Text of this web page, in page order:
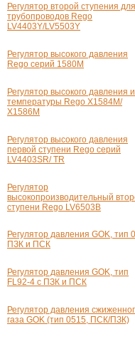
Регулятор второй ступения для
трубопроводов Rego
LV4403Y/LV5503Y
Регулятор высокого давления
Rego серий 1580М
Регулятор высокого давления и
температуры Rego X1584M/
X1586M
Регулятор высокого давления
первой ступени Rego серий
LV4403SR/ TR
Регулятор
высокопроизводительный
ступени Rego LV6503B
Регулятор давления GOK, тип
ПЗК и ПСК
Регулятор давления GOK, тип
FL92-4 с ПЗК и ПСК
Регулятор давления
газа GOK (тип 0515, ПСК/ПЗК)